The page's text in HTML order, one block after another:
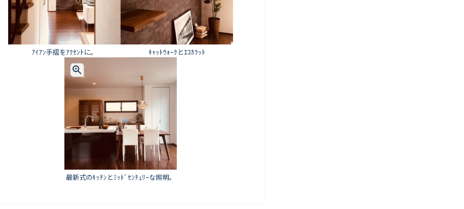
ｱｲｱﾝ手摺をｱｸｾﾝﾄに。 ｷｬｯﾄｳｫｰｸとｴｺｶﾗｯﾄ
最新式のｷｯﾁﾝとﾐｯﾄﾞｾﾝﾁｭﾘｰな照明。